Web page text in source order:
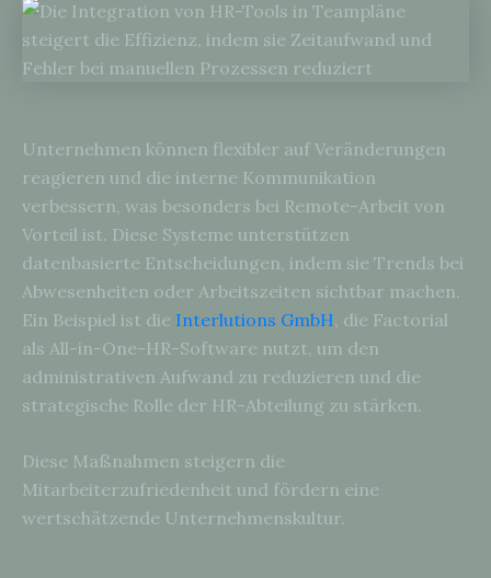
Unternehmen können flexibler auf Veränderungen
reagieren und die interne Kommunikation
verbessern, was besonders bei Remote-Arbeit von
Vorteil ist. Diese Systeme unterstützen
datenbasierte Entscheidungen, indem sie Trends bei
Abwesenheiten oder Arbeitszeiten sichtbar machen.
Ein Beispiel ist die Interlutions GmbH , die Factorial
als All-in-One-HR-Software nutzt, um den
administrativen Aufwand zu reduzieren und die
strategische Rolle der HR-Abteilung zu stärken.
Diese Maßnahmen steigern die
Mitarbeiterzufriedenheit und fördern eine
wertschätzende Unternehmenskultur.